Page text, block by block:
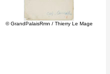
© GrandPalaisRmn / Thierry Le Mage